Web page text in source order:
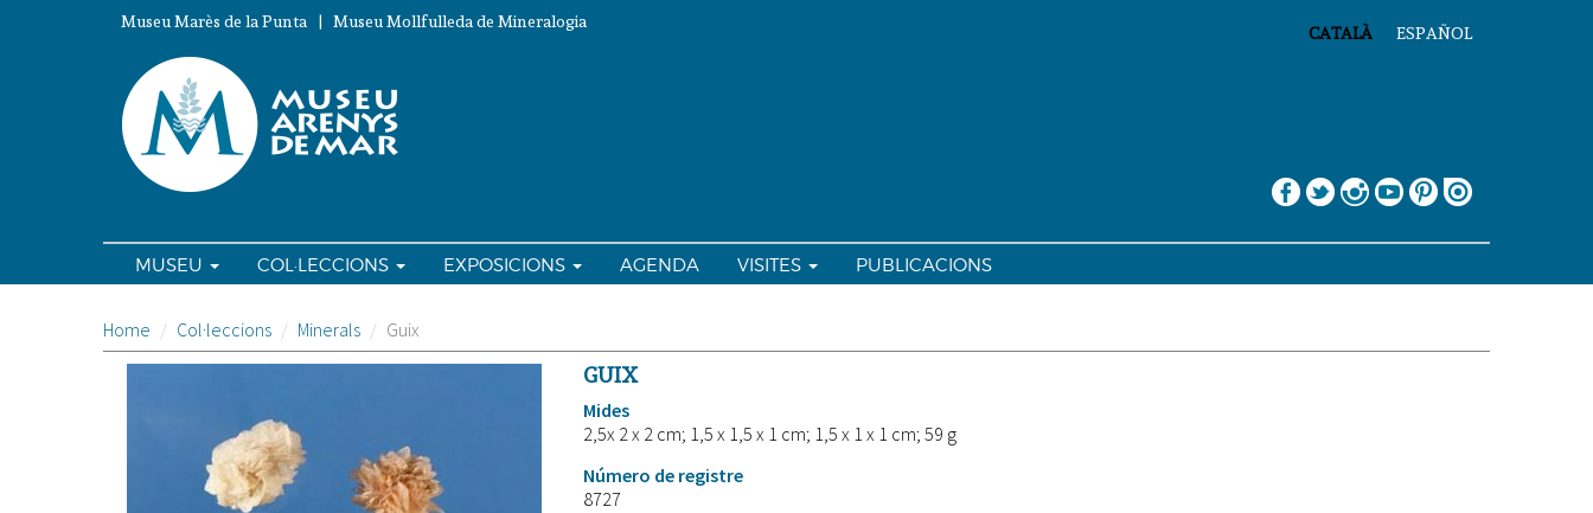
ESPAÑOL
CATALÀ
Museu Marès de la Punta | Museu Mollfulleda de Mineralogia
MUSEU COL·LECCIONS EXPOSICIONS AGENDA VISITES PUBLICACIONS
Home Col·leccions Minerals Guix
GUIX
Mides
2,5x 2 x 2 cm; 1,5 x 1,5 x 1 cm; 1,5 x 1 x 1 cm; 59 g
Número de registre
8727